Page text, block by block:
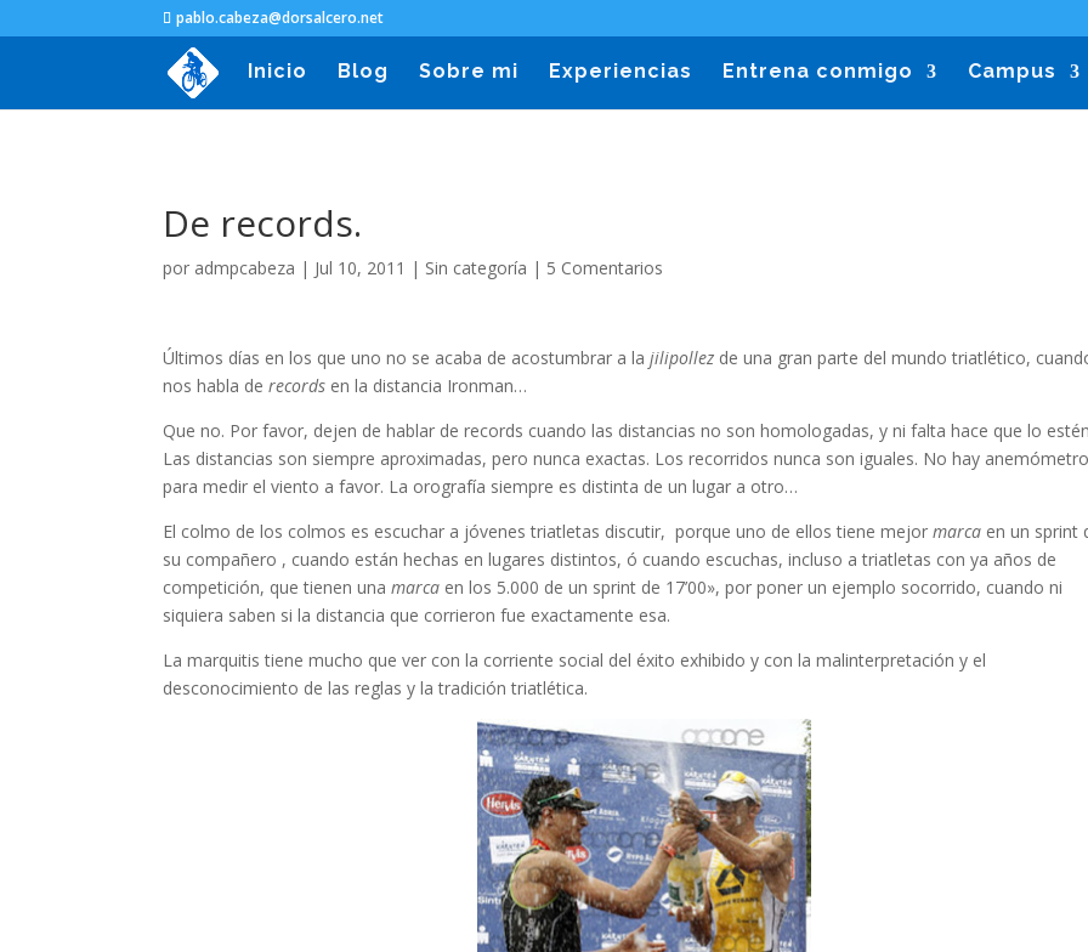
pablo.cabeza@dorsalcero.net
Inicio Blog Sobre mi Experiencias Entrena conmigo Campus
De records.
por admpcabeza | Jul 10, 2011 | Sin categoría | 5 Comentarios
Últimos días en los que uno no se acaba de acostumbrar a lajilipollez de una gran parte del mundo triatlético,
nos habla derecords en la distancia Ironman…
Que no. Por favor, dejen de hablar de records cuando las distancias no son homologadas, y ni falta hace que lo
Las distancias son siempre aproximadas, pero nunca exactas. Los recorridos nunca son iguales. No hay
para medir el viento a favor. La orografía siempre es distinta de un lugar a otro…
El colmo de los colmos es escuchar a jóvenes triatletas discutir, porque uno de ellos tiene mejormarca en un sprint
su compañero , cuando están hechas en lugares distintos, ó cuando escuchas, incluso a triatletas con ya años de
competición, que tienen unamarca en los 5.000 de un sprint de 17’00», por poner un ejemplo socorrido, cuando ni
siquiera saben si la distancia que corrieron fue exactamente esa.
La marquitis tiene mucho que ver con la corriente social del éxito exhibido y con la malinterpretación y el
desconocimiento de las reglas y la tradición triatlética.